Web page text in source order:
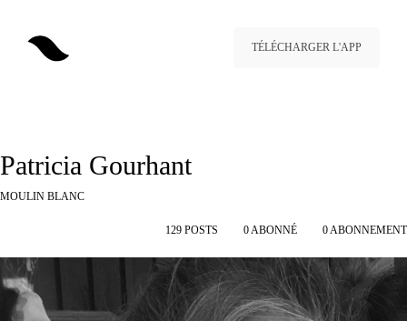
TÉLÉCHARGER L'APP
Patricia Gourhant
MOULIN BLANC
129 POSTS 0ABONNÉ 0ABONNEMENT